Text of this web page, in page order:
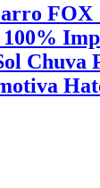
FOX
Chuva